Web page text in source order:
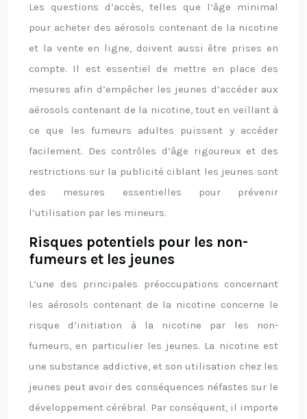
Les questions d’accès, telles que l’âge minimal
pour acheter des aérosols contenant de la nicotine
et la vente en ligne, doivent aussi être prises en
compte. Il est essentiel de mettre en place des
mesures afin d’empêcher les jeunes d’accéder aux
aérosols contenant de la nicotine, tout en veillant à
ce que les fumeurs adultes puissent y accéder
facilement. Des contrôles d’âge rigoureux et des
restrictions sur la publicité ciblant les jeunes sont
des mesures essentielles pour prévenir
l’utilisation par les mineurs.
Risques potentiels pour les non-
fumeurs et les jeunes
L’une des principales préoccupations concernant
les aérosols contenant de la nicotine concerne le
risque d’initiation à la nicotine par les non-
fumeurs, en particulier les jeunes. La nicotine est
une substance addictive, et son utilisation chez les
jeunes peut avoir des conséquences néfastes sur le
développement cérébral. Par conséquent, il importe